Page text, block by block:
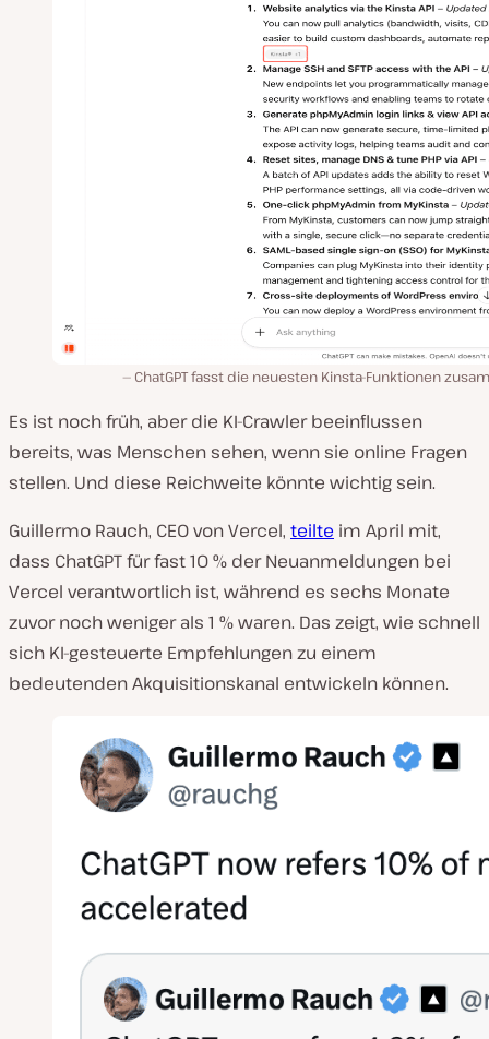
ChatGPT fasst die neuesten Kinsta-Funktionen
Es ist noch früh, aber die KI-Crawler beeinflussen
bereits, was Menschen sehen, wenn sie online Fragen
stellen. Und diese Reichweite könnte wichtig sein.
Guillermo Rauch, CEO von Vercel, teilte im April mit,
dass ChatGPT für fast 10 % der Neuanmeldungen bei
Vercel verantwortlich ist, während es sechs Monate
zuvor noch weniger als 1 % waren. Das zeigt, wie schnell
sich KI-gesteuerte Empfehlungen zu einem
bedeutenden Akquisitionskanal entwickeln können.